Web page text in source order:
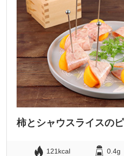
柿とシャウスライスの
121kcal 0.4g